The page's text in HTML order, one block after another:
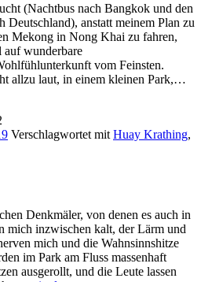
(Nachtbus nach Bangkok und den
Deutschland), anstatt meinem Plan zu
Mekong in Nong Khai zu fahren,
wunderbare
vom Feinsten.
allzu laut, in einem kleinen Park,…
Verschlagwortet mit Huay Krathing,
Denkmäler, von denen es auch in
mich inzwischen kalt, der Lärm und
mich und die Wahnsinnshitze
im Park am Fluss massenhaft
ausgerollt, und die Leute lassen